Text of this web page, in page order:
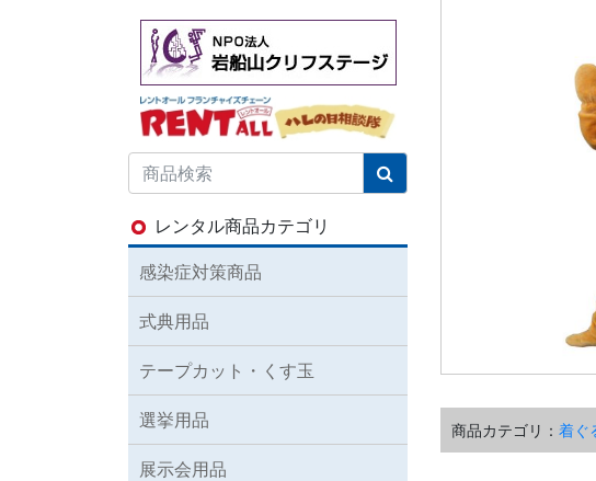
商品カテゴリ： 着ぐ
レンタル商品カテゴリ
感染症対策商品
式典用品
テープカット・くす玉
選挙用品
展示会用品